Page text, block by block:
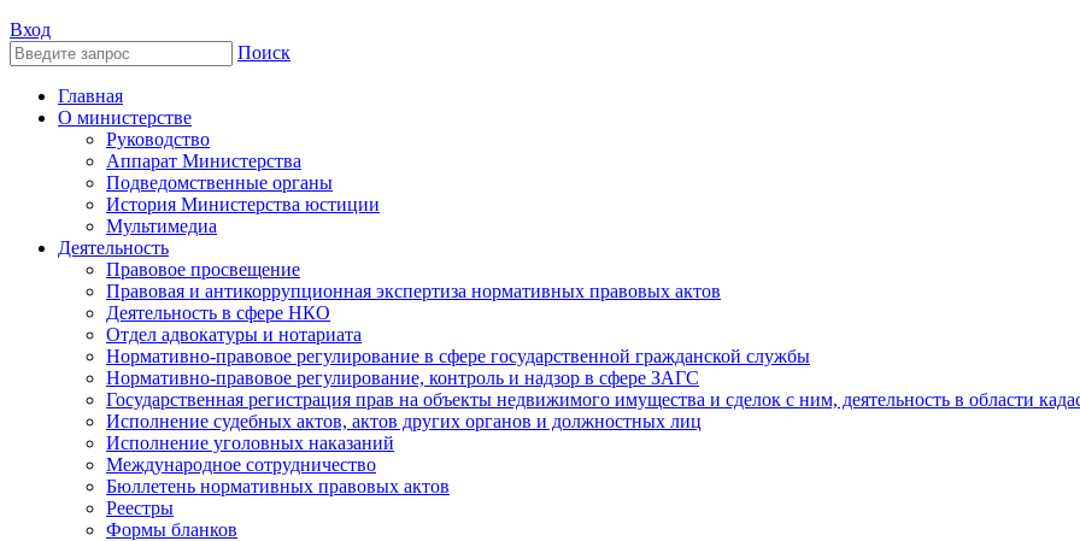
Вход
Поиск
Главная
О министерстве
Руководство
Аппарат Министерства
Подведомственные органы
История Министерства юстиции
Мультимедиа
Деятельность
Правовое просвещение
Правовая и антикоррупционная экспертиза нормативных правовых актов
Деятельность в сфере НКО
Отдел адвокатуры и нотариата
Нормативно-правовое регулирование в сфере государственной гражданской службы
Нормативно-правовое регулирование, контроль и надзор в сфере ЗАГС
Государственная регистрация прав на объекты недвижимого имущества и сделок с ним, деятельность в области
Исполнение судебных актов, актов других органов и должностных лиц
Исполнение уголовных наказаний
Международное сотрудничество
Бюллетень нормативных правовых актов
Реестры
Формы бланков